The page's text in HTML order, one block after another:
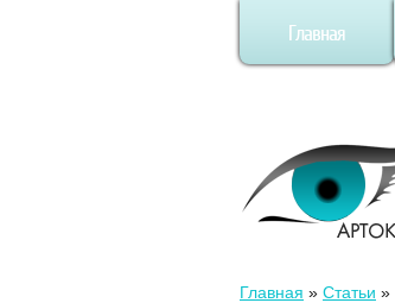
Главная
Главная » Статьи »